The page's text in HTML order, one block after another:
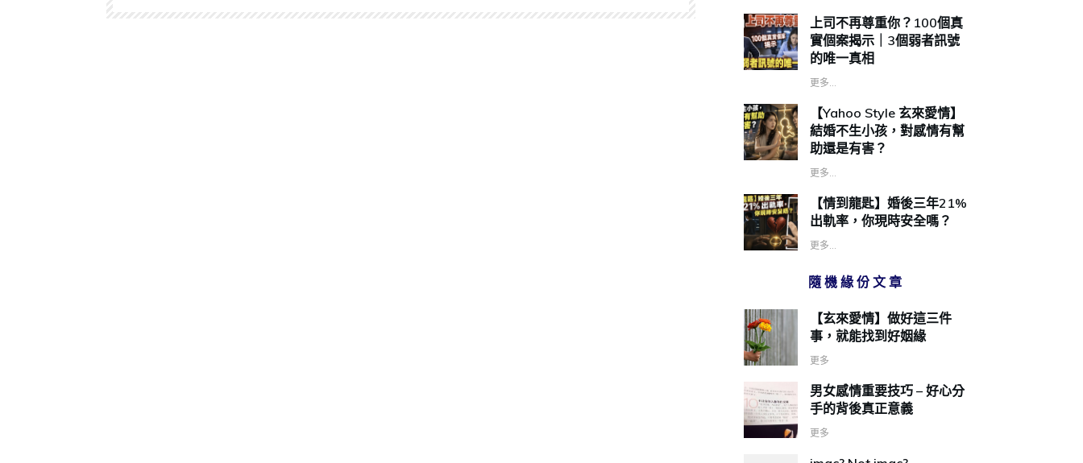
上司不再尊重你？100個真
實個案揭示｜3個弱者訊號
的唯一真相
更多...
【Yahoo Style 玄來愛情】
結婚不生小孩，對感情有幫
助還是有害？
更多...
【情到龍匙】婚後三年21%
出軌率，你現時安全嗎？
更多...
隨機緣份文章
【玄來愛情】做好這三件
事，就能找到好姻緣
更多
男女感情重要技巧 – 好心分
手的背後真正意義
更多